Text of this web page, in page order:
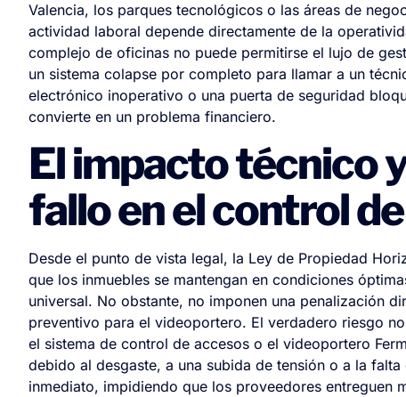
Valencia, los parques tecnológicos o las áreas de
actividad laboral depende directamente de la
complejo de oficinas no puede permitirse el lujo de
un sistema colapse por completo para llamar a un
electrónico inoperativo o una puerta de seguridad
convierte en un problema financiero.
El impacto técnico
fallo en el control
Desde el punto de vista legal, la Ley de Propiedad
que los inmuebles se mantengan en condiciones
universal. No obstante, no imponen una penalización
preventivo para el videoportero. El verdadero riesgo
el sistema de control de accesos o el videoportero
debido al desgaste, a una subida de tensión o a la
inmediato, impidiendo que los proveedores entreguen